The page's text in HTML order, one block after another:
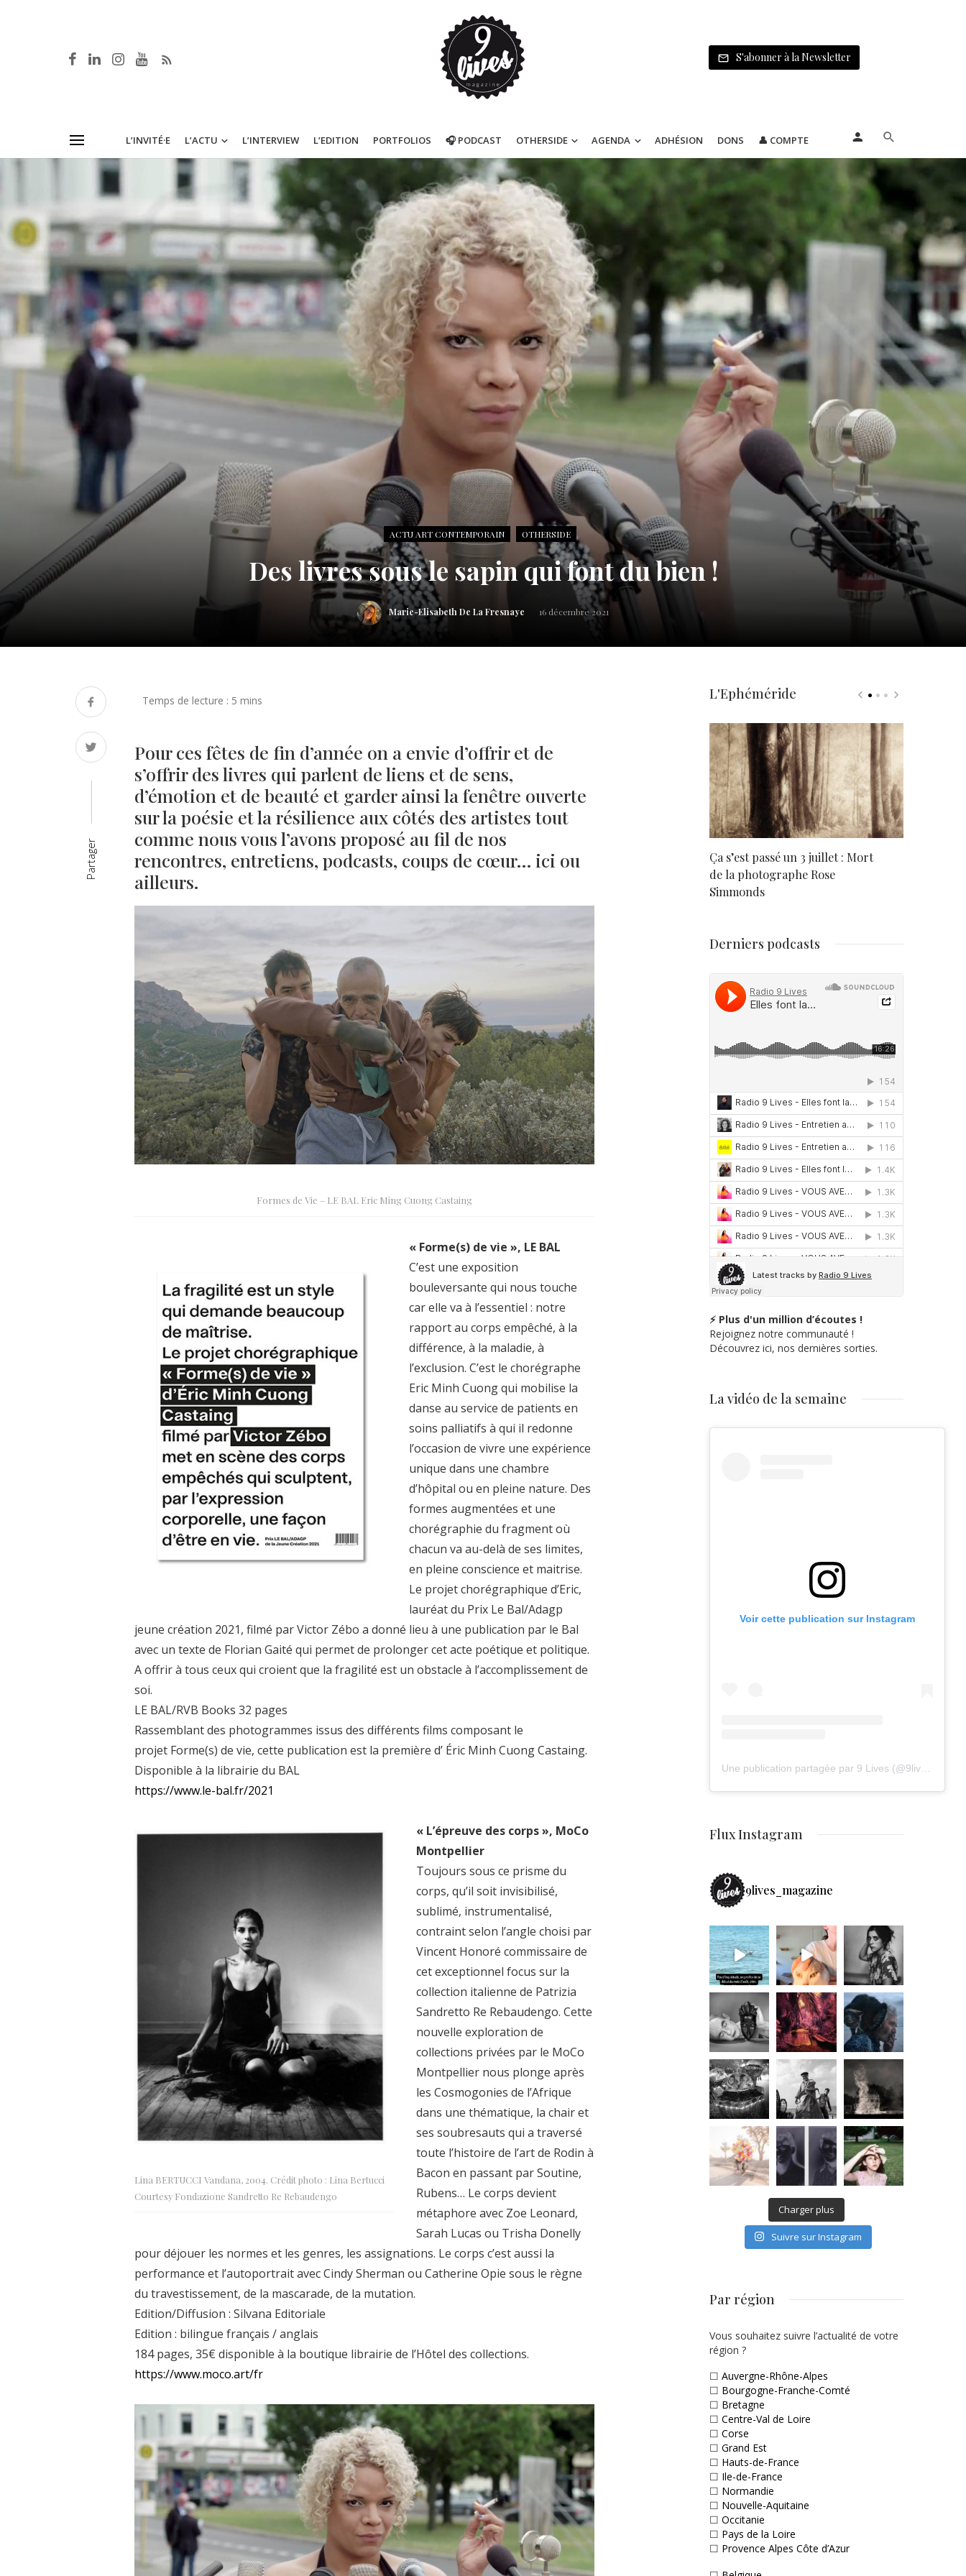
S'abonner à la Newsletter
L’INVITÉ·E L’ACTU L’INTERVIEW L’EDITION PORTFOLIOS 🎧 PODCAST OTHERSIDE AGENDA ADHÉSION DONS 👤 COMPTE
ACTU ART CONTEMPORAIN OTHERSIDE
Des livres sous le sapin qui font du bien !
Marie-Elisabeth De La Fresnaye 16 décembre 2021
Partager
Pour ces fêtes de fin d’année on a envie d’offrir et de
s’offrir des livres qui parlent de liens et de sens,
d’émotion et de beauté et garder ainsi la fenêtre ouverte
sur la poésie et la résilience aux côtés des artistes tout
comme nous vous l’avons proposé au fil de nos
rencontres, entretiens, podcasts, coups de cœur… ici ou
ailleurs.
Formes de Vie – LE BAL Eric Ming Cuong Castaing
« Forme(s) de vie », LE BAL
C’est une exposition
bouleversante qui nous touche
car elle va à l’essentiel : notre
rapport au corps empêché, à la
différence, à la maladie, à
l’exclusion. C’est le chorégraphe
Eric Minh Cuong qui mobilise la
danse au service de patients en
soins palliatifs à qui il redonne
l’occasion de vivre une expérience
unique dans une chambre
d’hôpital ou en pleine nature. Des
formes augmentées et une
chorégraphie du fragment où
chacun va au-delà de ses limites,
en pleine conscience et maitrise.
Le projet chorégraphique d’Eric,
lauréat du Prix Le Bal/Adagp
jeune création 2021, filmé par Victor Zébo a donné lieu à une publication par le Bal
avec un texte de Florian Gaité qui permet de prolonger cet acte poétique et politique.
A offrir à tous ceux qui croient que la fragilité est un obstacle à l’accomplissement de
soi.
LE BAL/RVB Books 32 pages
Rassemblant des photogrammes issus des différents films composant le
projet Forme(s) de vie, cette publication est la première d’ Éric Minh Cuong Castaing.
Disponible à la librairie du BAL
https://www.le-bal.fr/2021
Lina BERTUCCI Vandana, 2004. Crédit photo : Lina Bertucci
Courtesy Fondazione Sandretto Re Rebaudengo
« L’épreuve des corps », MoCo
Montpellier
Toujours sous ce prisme du
corps, qu’il soit invisibilisé,
sublimé, instrumentalisé,
contraint selon l’angle choisi par
Vincent Honoré commissaire de
cet exceptionnel focus sur la
collection italienne de Patrizia
Sandretto Re Rebaudengo. Cette
nouvelle exploration de
collections privées par le MoCo
Montpellier nous plonge après
les Cosmogonies de l’Afrique
dans une thématique, la chair et
ses soubresauts qui a traversé
toute l’histoire de l’art de Rodin à
Bacon en passant par Soutine,
Rubens… Le corps devient
métaphore avec Zoe Leonard,
Sarah Lucas ou Trisha Donelly
pour déjouer les normes et les genres, les assignations. Le corps c’est aussi la
performance et l’autoportrait avec Cindy Sherman ou Catherine Opie sous le règne
du travestissement, de la mascarade, de la mutation.
Edition/Diffusion : Silvana Editoriale
Edition : bilingue français / anglais
184 pages, 35€ disponible à la boutique librairie de l’Hôtel des collections.
https://www.moco.art/fr
L'Ephéméride
Né un 2 juillet : André Kertész
Né un 1er juillet : Léonard
Ça s’est passé un 3 juillet : Mort
de la photographe Rose
Simmonds
Derniers podcasts
⚡ Plus d'un million d’écoutes !
Rejoignez notre communauté !
Découvrez ici, nos dernières sorties.
La vidéo de la semaine
Voir cette publication sur Instagram
Flux Instagram
9lives_magazine
Charger plus
Suivre sur Instagram
Par région
Vous souhaitez suivre l’actualité de votre
région ?
☐ Auvergne-Rhône-Alpes
☐ Bourgogne-Franche-Comté
☐ Bretagne
☐ Centre-Val de Loire
☐ Corse
☐ Grand Est
☐ Hauts-de-France
☐ Ile-de-France
☐ Normandie
☐ Nouvelle-Aquitaine
☐ Occitanie
☐ Pays de la Loire
☐ Provence Alpes Côte d’Azur